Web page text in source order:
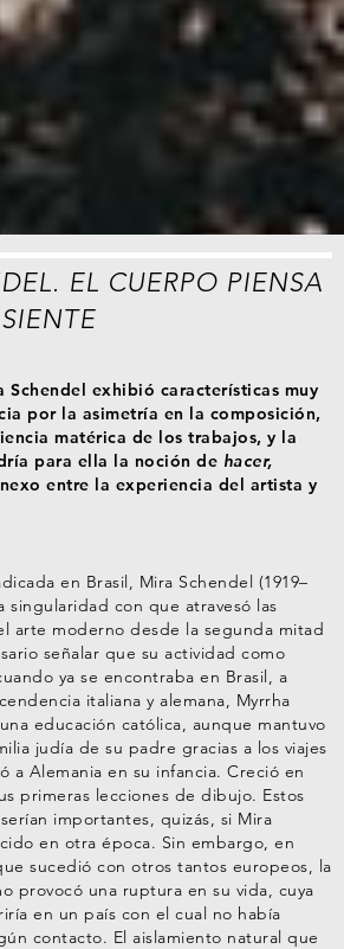
EL CUERPO PIENSA
Schendel exhibió características muy
por la asimetría en la composición,
matérica de los trabajos, y la
para ella la noción de hacer,
entre la experiencia del artista y
en Brasil, Mira Schendel (1919–
singularidad con que atravesó las
arte moderno desde la segunda mitad
señalar que su actividad como
ya se encontraba en Brasil, a
italiana y alemana, Myrrha
educación católica, aunque mantuvo
judía de su padre gracias a los viajes
a Alemania en su infancia. Creció en
primeras lecciones de dibujo. Estos
importantes, quizás, si Mira
en otra época. Sin embargo, en
sucedió con otros tantos europeos, la
provocó una ruptura en su vida, cuya
en un país con el cual no había
contacto. El aislamiento natural que